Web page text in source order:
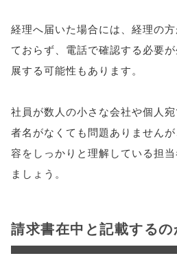
経理へ届いた場合には、経理の
ておらず、電話で確認する必要
展する可能性もあります。
社員が数人の小さな会社や個人
者名がなくても問題ありません
容をしっかりと理解している担
ましょう。
請求書在中と記載するの